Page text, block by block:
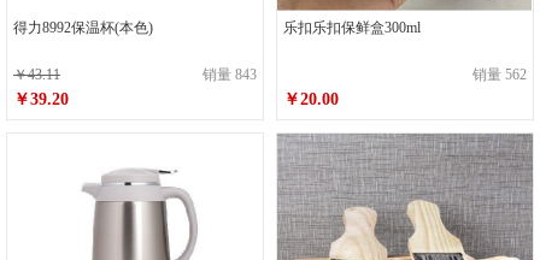
得力8992保温杯(本色)
￥43.11 销量 843
￥39.20
乐扣乐扣保鲜盒300ml
销量 562
￥20.00